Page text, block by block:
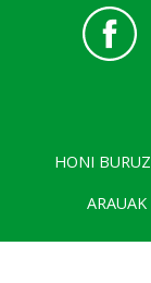
HONI BURUZ
ARAUAK